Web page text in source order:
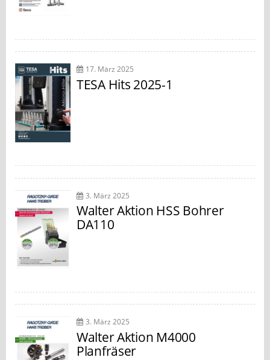
17. März 2025
TESA Hits 2025-1
3. März 2025
Walter Aktion HSS Bohrer
DA110
3. März 2025
Walter Aktion M4000
Planfräser